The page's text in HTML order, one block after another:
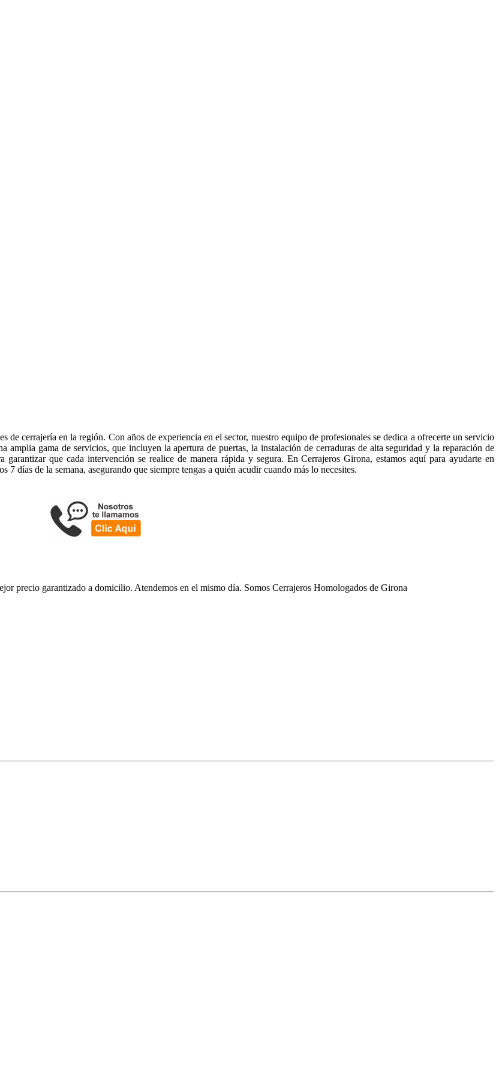
de cerrajería en la región. Con años de experiencia en el sector, nuestro equipo de profesionales se dedica a ofrecerte un servicio
gama de servicios, que incluyen la apertura de puertas, la instalación de cerraduras de alta seguridad y la reparación de
garantizar que cada intervención se realice de manera rápida y segura. En Cerrajeros Girona, estamos aquí para ayudarte en
días de la semana, asegurando que siempre tengas a quién acudir cuando más lo necesites.
precio garantizado a domicilio. Atendemos en el mismo día. Somos Cerrajeros Homologados de Girona